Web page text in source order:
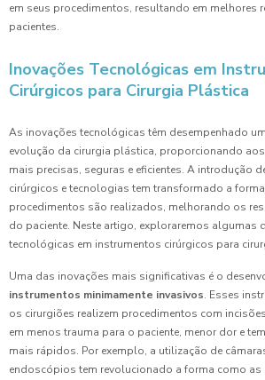
em seus procedimentos, resultando em melhores
pacientes.
Inovações Tecnológicas em
Cirúrgicos para Cirurgia Plástica
As inovações tecnológicas têm desempenhado
evolução da cirurgia plástica, proporcionando
mais precisas, seguras e eficientes. A introdução
cirúrgicos e tecnologias tem transformado a
procedimentos são realizados, melhorando os
do paciente. Neste artigo, exploraremos algumas
tecnológicas em instrumentos cirúrgicos para
Uma das inovações mais significativas é o
instrumentos minimamente invasivos. Esses
os cirurgiões realizem procedimentos com
em menos trauma para o paciente, menor dor e
mais rápidos. Por exemplo, a utilização de
endoscópios tem revolucionado a forma como